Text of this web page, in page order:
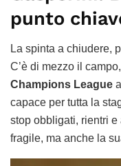
punto
La spinta a chiudere,
C’è di mezzo il
Champions League
capace per tutta la
stop obbligati, rientri
fragile, ma anche la